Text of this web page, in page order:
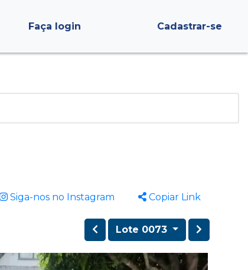
Faça login Cadastrar-se
Siga-nos no Instagram Copiar Link
Lote 0073